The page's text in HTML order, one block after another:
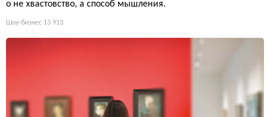
о не хвастовство, а способ мышления.
Шоу-бизнес 13 913